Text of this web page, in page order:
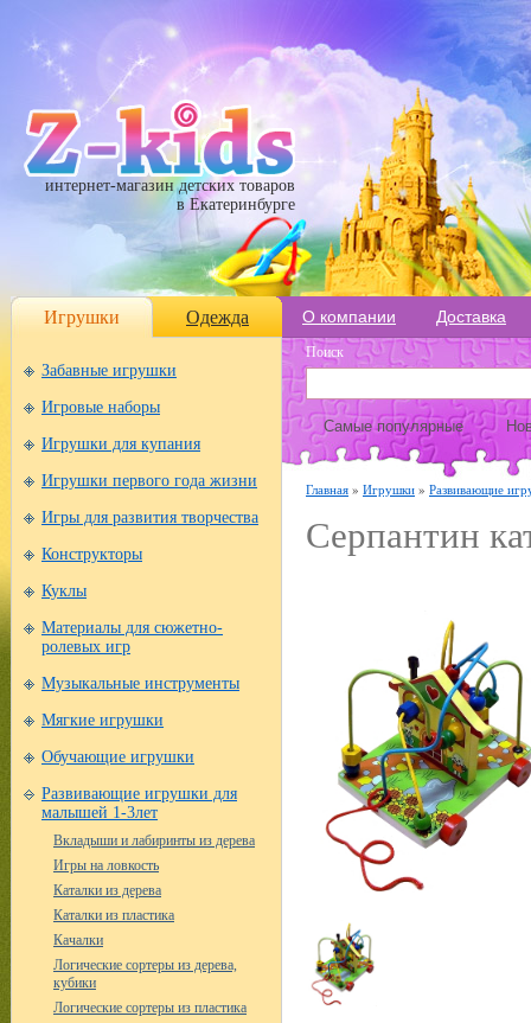
интернет-магазин детских товаров
в Екатеринбурге
Игрушки Одежда О компании Доставка
Забавные игрушки
Игровые наборы
Игрушки для купания
Игрушки первого года жизни
Игры для развития творчества
Конструкторы
Куклы
Материалы для сюжетно-
ролевых игр
Музыкальные инструменты
Мягкие игрушки
Обучающие игрушки
Развивающие игрушки для
малышей 1-3лет
Вкладыши и лабиринты из дерева
Игры на ловкость
Каталки из дерева
Каталки из пластика
Качалки
Логические сортеры из дерева,
кубики
Логические сортеры из пластика
Поиск
Самые популярные
Главная » Игрушки » Развивающие
Серпантин